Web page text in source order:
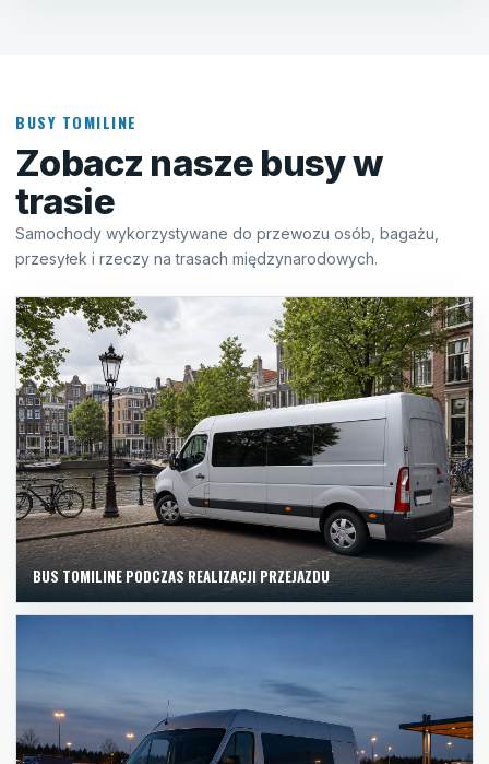
BUSY TOMILINE
Zobacz nasze busy w
trasie
Samochody wykorzystywane do przewozu osób, bagażu,
przesyłek i rzeczy na trasach międzynarodowych.
BUS TOMILINE PODCZAS REALIZACJI PRZEJAZDU